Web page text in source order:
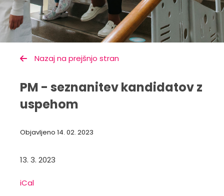
Nazaj na prejšnjo stran
PM - seznanitev kandidatov z
uspehom
Objavljeno 14. 02. 2023
13. 3. 2023
iCal